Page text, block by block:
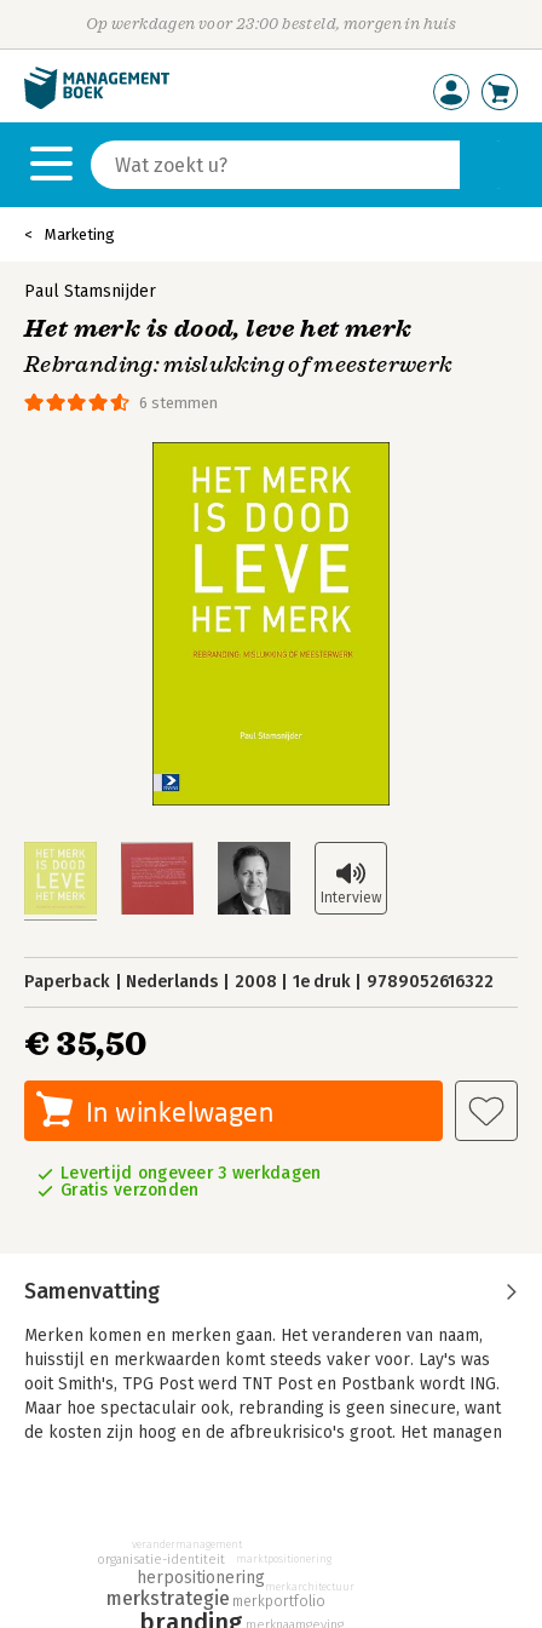
Op werkdagen voor 23:00 besteld, morgen in huis
Marketing
6 stemmen
Paul Stamsnijder
Het merk is dood, leve het merk
Rebranding: mislukking of meesterwerk
Paperback Nederlands 2008 1e druk 9789052616322
€ 35,50
In winkelwagen
Levertijd ongeveer 3 werkdagen
Gratis verzonden
Samenvatting
Merken komen en merken gaan. Het veranderen van naam,
huisstijl en merkwaarden komt steeds vaker voor. Lay's was
ooit Smith's, TPG Post werd TNT Post en Postbank wordt ING.
Maar hoe spectaculair ook, rebranding is geen sinecure, want
de kosten zijn hoog en de afbreukrisico's groot. Het managen
nieuwste visie op merken en ondernemen. Het merk zoals we
dat kennen, is verleden tijd. Rebranding is meer dan een
cosmetische operatie. Paul Stamsnijder stelt dat zonder een
duidelijke visie en strategie een merkwissel al gauw
branding
merkstrategie
herpositionering
merkportfolio
merknaamgeving
organisatie-identiteit
verandermanagement
marktpositionering
merkarchitectuur